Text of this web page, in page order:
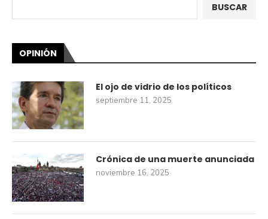
BUSCAR
OPINIÓN
El ojo de vidrio de los políticos
septiembre 11, 2025
Crónica de una muerte anunciada
noviembre 16, 2025